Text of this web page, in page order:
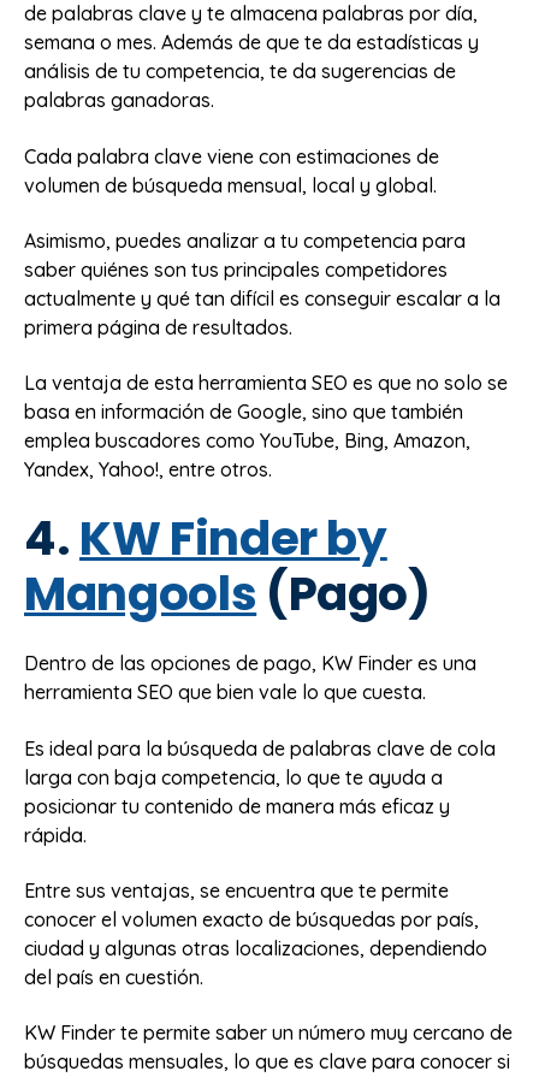
de palabras clave y te almacena palabras por día,
semana o mes. Además de que te da estadísticas y
análisis de tu competencia, te da sugerencias de
palabras ganadoras.
Cada palabra clave viene con estimaciones de
volumen de búsqueda mensual, local y global.
Asimismo, puedes analizar a tu competencia para
saber quiénes son tus principales competidores
actualmente y qué tan difícil es conseguir escalar a la
primera página de resultados.
La ventaja de esta herramienta SEO es que no solo se
basa en información de Google, sino que también
emplea buscadores como YouTube, Bing, Amazon,
Yandex, Yahoo!, entre otros.
4. KW Finder by
Mangools (Pago)
Dentro de las opciones de pago, KW Finder es una
herramienta SEO que bien vale lo que cuesta.
Es ideal para la búsqueda de palabras clave de cola
larga con baja competencia, lo que te ayuda a
posicionar tu contenido de manera más eficaz y
rápida.
Entre sus ventajas, se encuentra que te permite
conocer el volumen exacto de búsquedas por país,
ciudad y algunas otras localizaciones, dependiendo
del país en cuestión.
KW Finder te permite saber un número muy cercano de
búsquedas mensuales, lo que es clave para conocer si